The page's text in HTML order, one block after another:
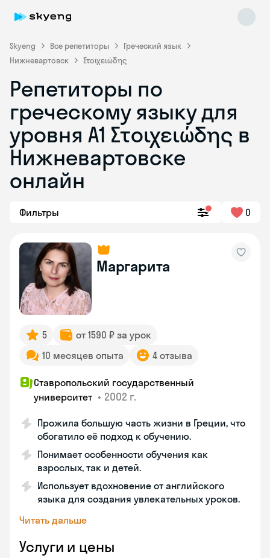
Skyeng Все репетиторы
Греческий язык
Нижневартовск
Στοιχειώδης
Репетиторы по
греческому языку для
уровня Α1 Στοιχειώδης в
Нижневартовске
онлайн
Фильтры 0
Маргарита
5
от 1590 ₽ за урок
10 месяцев опыта
4 отзыва
Ставропольский государственный
университет • 2002 г.
Прожила большую часть жизни в Греции, что
обогатило её подход к обучению.
Понимает особенности обучения как
взрослых, так и детей.
Использует вдохновение от английского
языка для создания увлекательных уроков.
Читать дальше
Услуги и цены
Skyeng Chat
online